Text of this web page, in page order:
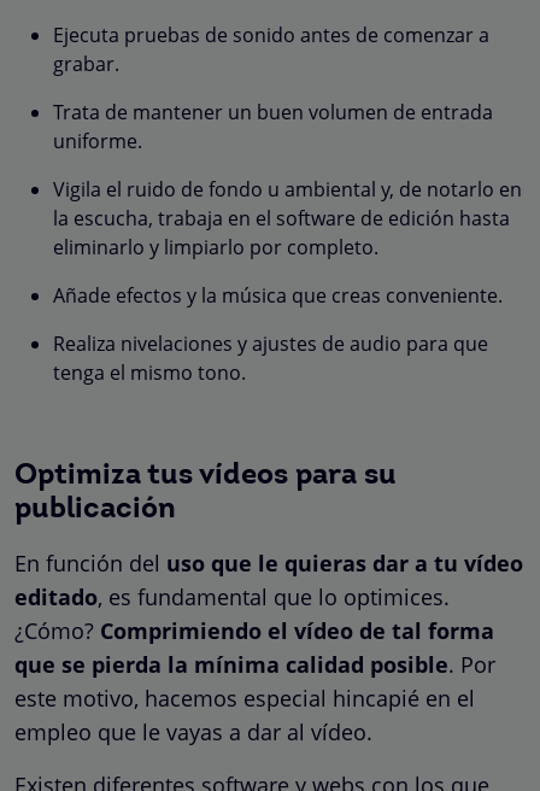
Ejecuta pruebas de sonido antes de comenzar a
grabar.
Trata de mantener un buen volumen de entrada
uniforme.
Vigila el ruido de fondo u ambiental y, de notarlo en
la escucha, trabaja en el software de edición hasta
eliminarlo y limpiarlo por completo.
Añade efectos y la música que creas conveniente.
Realiza nivelaciones y ajustes de audio para que
tenga el mismo tono.
Optimiza tus vídeos para su
publicación
En función del uso que le quieras dar a tu vídeo
editado, es fundamental que lo optimices.
¿Cómo? Comprimiendo el vídeo de tal forma
que se pierda la mínima calidad posible. Por
este motivo, hacemos especial hincapié en el
empleo que le vayas a dar al vídeo.
Existen diferentes software y webs con los que